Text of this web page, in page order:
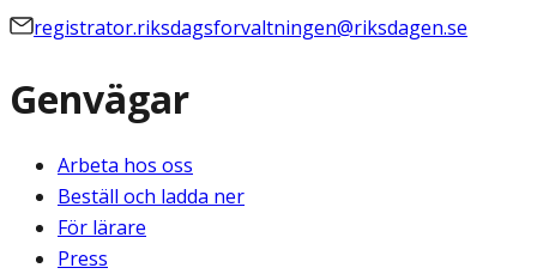
registrator.riksdagsforvaltningen@riksdagen.se
Genvägar
Arbeta hos oss
Beställ och ladda ner
För lärare
Press